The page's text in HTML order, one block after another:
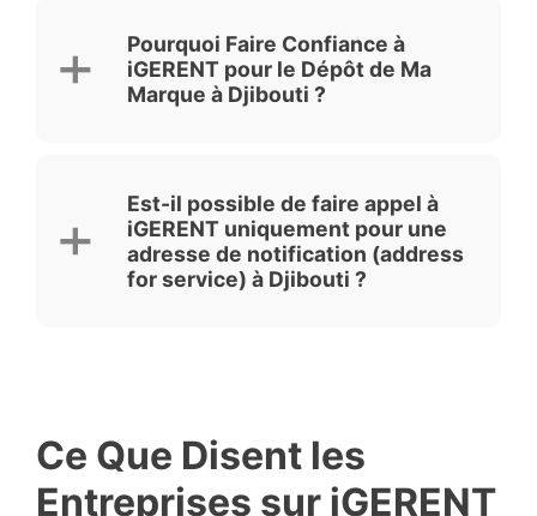
Pourquoi Faire Confiance à
iGERENT pour le Dépôt de Ma
Marque à Djibouti ?
Est-il possible de faire appel à
iGERENT uniquement pour une
adresse de notification (address
for service) à Djibouti ?
Ce Que Disent les
Entreprises sur iGERENT